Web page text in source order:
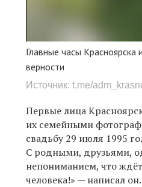
Главные часы
верности
Источник: t.me/
Первые лица
их семейными
свадьбу 29 июля 1995
С родными, друзьями,
непониманием, что
человека!» — написал он.